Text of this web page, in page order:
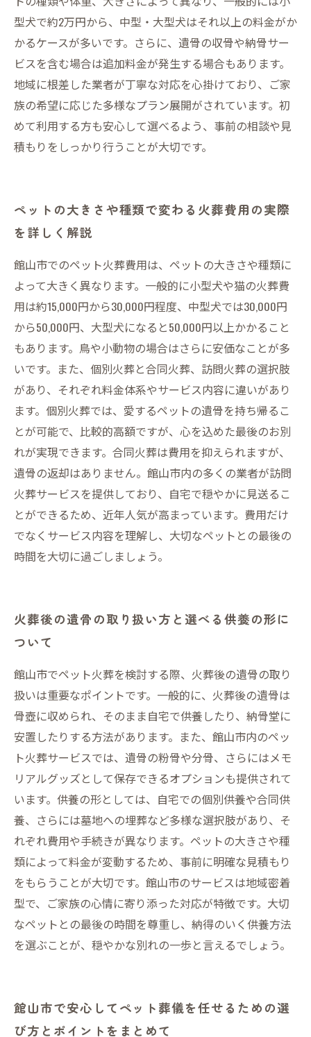
型犬で約2万円から、中型・大型犬はそれ以上の料金がか
かるケースが多いです。さらに、遺骨の収骨や納骨サー
ビスを含む場合は追加料金が発生する場合もあります。
地域に根差した業者が丁寧な対応を心掛けており、ご家
族の希望に応じた多様なプラン展開がされています。初
めて利用する方も安心して選べるよう、事前の相談や見
積もりをしっかり行うことが大切です。
ペットの大きさや種類で変わる火葬費用の実際
を詳しく解説
館山市でのペット火葬費用は、ペットの大きさや種類に
よって大きく異なります。一般的に小型犬や猫の火葬費
用は約15,000円から30,000円程度、中型犬では30,000円
から50,000円、大型犬になると50,000円以上かかること
もあります。鳥や小動物の場合はさらに安価なことが多
いです。また、個別火葬と合同火葬、訪問火葬の選択肢
があり、それぞれ料金体系やサービス内容に違いがあり
ます。個別火葬では、愛するペットの遺骨を持ち帰るこ
とが可能で、比較的高額ですが、心を込めた最後のお別
れが実現できます。合同火葬は費用を抑えられますが、
遺骨の返却はありません。館山市内の多くの業者が訪問
火葬サービスを提供しており、自宅で穏やかに見送るこ
とができるため、近年人気が高まっています。費用だけ
でなくサービス内容を理解し、大切なペットとの最後の
時間を大切に過ごしましょう。
火葬後の遺骨の取り扱い方と選べる供養の形に
ついて
館山市でペット火葬を検討する際、火葬後の遺骨の取り
扱いは重要なポイントです。一般的に、火葬後の遺骨は
骨壺に収められ、そのまま自宅で供養したり、納骨堂に
安置したりする方法があります。また、館山市内のペッ
ト火葬サービスでは、遺骨の粉骨や分骨、さらにはメモ
リアルグッズとして保存できるオプションも提供されて
います。供養の形としては、自宅での個別供養や合同供
養、さらには墓地への埋葬など多様な選択肢があり、そ
れぞれ費用や手続きが異なります。ペットの大きさや種
類によって料金が変動するため、事前に明確な見積もり
をもらうことが大切です。館山市のサービスは地域密着
型で、ご家族の心情に寄り添った対応が特徴です。大切
なペットとの最後の時間を尊重し、納得のいく供養方法
を選ぶことが、穏やかな別れの一歩と言えるでしょう。
館山市で安心してペット葬儀を任せるための選
び方とポイントをまとめて